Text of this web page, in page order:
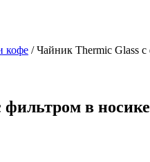
кофе /Чайник Thermic Glass
в